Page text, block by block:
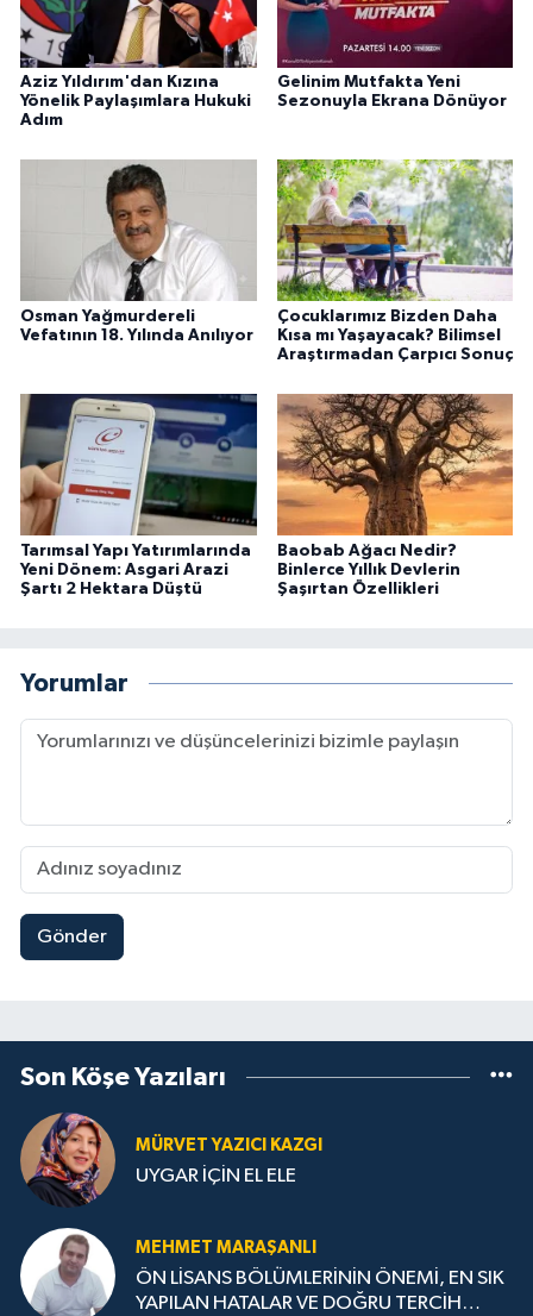
Aziz Yıldırım'dan Kızına
Yönelik Paylaşımlara Hukuki
Adım
Gelinim Mutfakta Yeni
Sezonuyla Ekrana Dönüyor
Osman Yağmurdereli
Vefatının 18. Yılında Anılıyor
Çocuklarımız Bizden Daha
Kısa mı Yaşayacak? Bilimsel
Araştırmadan Çarpıcı Sonuç
Tarımsal Yapı Yatırımlarında
Yeni Dönem: Asgari Arazi
Şartı 2 Hektara Düştü
Baobab Ağacı Nedir?
Binlerce Yıllık Devlerin
Şaşırtan Özellikleri
Yorumlar
Gönder
Son Köşe Yazıları
MÜRVET YAZICI KAZGI
UYGAR İÇİN EL ELE
MEHMET MARAŞANLI
ÖN LİSANS BÖLÜMLERİNİN ÖNEMİ, EN SIK
YAPILAN HATALAR VE DOĞRU TERCİH